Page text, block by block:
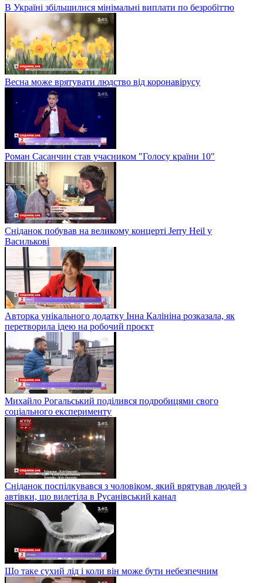
В Україні збільшилися мінімальні виплати по безробіттю
Весна може врятувати людство від коронавірусу
Роман Сасанчин став учасником "Голосу країни 10"
Сніданок побував на великому концерті Jerry Heil у
Василькові
Авторка унікального додатку Інна Калініна розказала, як
перетворила ідею на робочий проєкт
Михайло Рогальський поділився подробицями свого
соціального експерименту
Сніданок поспілкувався з чоловіком, який врятував людей з
автівки, що вилетіла в Русанівський канал
Що таке сухий лід і коли він може бути небезпечним